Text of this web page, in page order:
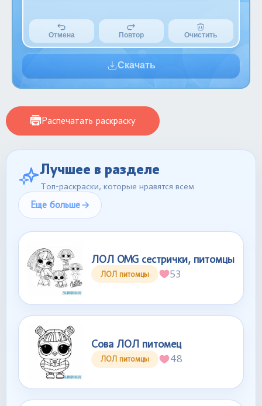
Отмена Повтор Очистить
Скачать
Распечатать раскраску
Лучшее в разделе
Топ-раскраски, которые нравятся всем
Еще больше
ЛОЛ OMG сестрички, питомцы
ЛОЛ питомцы 53
Сова ЛОЛ питомец
ЛОЛ питомцы 48